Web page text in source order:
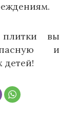
вы
и
детей!